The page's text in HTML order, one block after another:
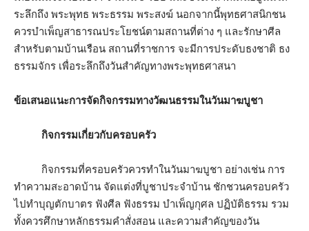
ระลึกถึง พระพุทธ พระธรรม พระสงฆ์ นอกจากนี้พุทธศาสนิกชน
ควรบำเพ็ญสาธารณประโยชน์ตามสถานที่ต่าง ๆ และรักษาศีล
สำหรับตามบ้านเรือน สถานที่ราชการ จะมีการประดับธงชาติ ธง
ธรรมจักร เพื่อระลึกถึงวันสำคัญทางพระพุทธศาสนา
ข้อเสนอแนะการจัดกิจกรรมทางวัฒนธรรมในวันมาฆบูชา
กิจกรรมเกี่ยวกับครอบครัว
กิจกรรมที่ครอบครัวควรทำในวันมาฆบูชา อย่างเช่น การ
ทำความสะอาดบ้าน จัดแต่งที่บูชาประจำบ้าน ชักชวนครอบครัว
ไปทำบุญตักบาตร ฟังศีล ฟังธรรม บำเพ็ญกุศล ปฏิบัติธรรม รวม
ทั้งควรศึกษาหลักธรรมคำสั่งสอน และความสำคัญของวัน